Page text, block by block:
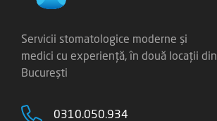
Servicii stomatologice moderne și
medici cu experiență, în două locații din
București
0310.050.934